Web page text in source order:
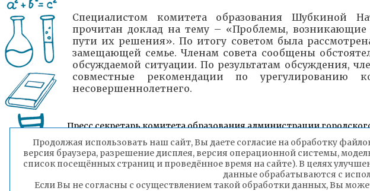
Специалистом комитета образования Шубкиной
прочитан доклад на тему – «Проблемы,
пути их решения». По итогу советом была
замещающей семье. Членам совета сообщены
обсуждаемой ситуации. По результатам обсуждения,
совместные рекомендации по урегулированию
несовершеннолетнего.
Пресс секретарь комитета образования администрации
Продолжая использовать наш сайт, Вы даете согласие на обработку
версия браузера, разрешение дисплея, версия операционной системы,
список посещённых страниц и проведённое время на сайте). В целях
данные обрабатываются с
Если Вы не согласны с осуществлением такой обработки данных, Вы